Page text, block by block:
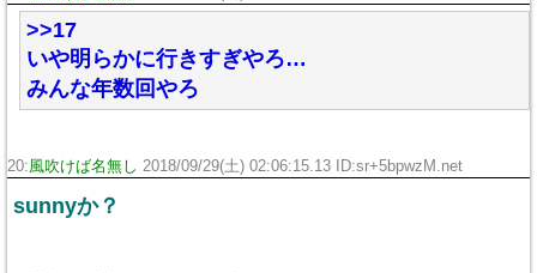
>>17
いや明らかに行きすぎやろ…
みんな年数回やろ
20:風吹けば名無し 2018/09/29(土) 02:06:15.13 ID:sr+5bpwzM.net
sunnyか？